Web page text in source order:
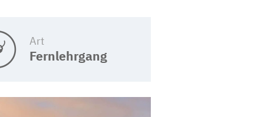
Art
Fernlehrgang